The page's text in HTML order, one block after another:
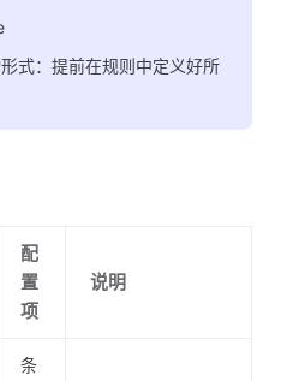
式：提前在规则中定义好所
配
置
项
说明
条